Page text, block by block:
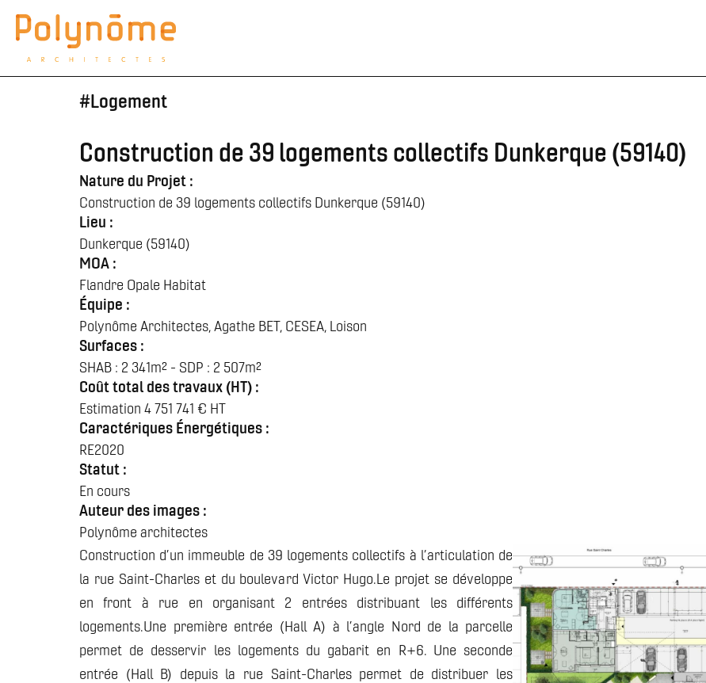
#Logement
Construction d’un immeuble de 39 logements collectifs à l’articulation de
la rue Saint-Charles et du boulevard Victor Hugo.Le projet se développe
en front à rue en organisant 2 entrées distribuant les différents
logements.Une première entrée (Hall A) à l’angle Nord de la parcelle
permet de desservir les logements du gabarit en R+6. Une seconde
entrée (Hall B) depuis la rue Saint-Charles permet de distribuer les
Construction de 39 logements collectifs Dunkerque (59140)
Nature du Projet :
Construction de 39 logements collectifs Dunkerque (59140)
Lieu :
Dunkerque (59140)
MOA :
Flandre Opale Habitat
Équipe :
Polynôme Architectes, Agathe BET, CESEA, Loison
Surfaces :
SHAB : 2 341m² - SDP : 2 507m²
Coût total des travaux (HT) :
Estimation 4 751 741 € HT
Caractériques Énergétiques :
RE2020
Statut :
En cours
Auteur des images :
Polynôme architectes